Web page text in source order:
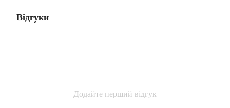
Відгуки
Додайте перший відгук